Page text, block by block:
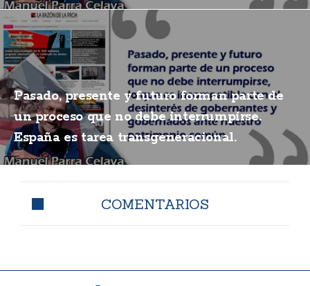
Pasado, presente y futuro forman parte de
un proceso que no debe interrumpirse.
España es tarea transgeneracional.
COMENTARIOS